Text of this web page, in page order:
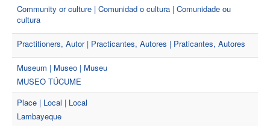
Community or culture | Comunidad o cultura | Comunidade ou
cultura
Practitioners, Autor | Practicantes, Autores | Praticantes, Autores
Museum | Museo | Museu
MUSEO TÚCUME
Place | Local | Local
Lambayeque